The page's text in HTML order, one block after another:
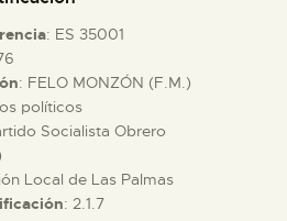
: ES 35001
: FELO MONZÓN (F.M.)
políticos
Socialista Obrero
Local de Las Palmas
: 2.1.7